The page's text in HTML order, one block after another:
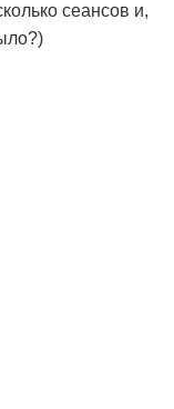
сеансов и,